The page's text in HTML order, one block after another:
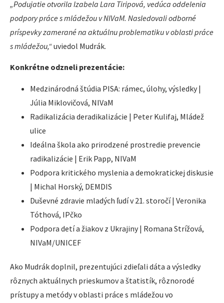
„Podujatie otvorila Izabela Lara Tiripová, vedúca oddelenia
podpory práce s mládežou v NIVaM. Nasledovali odborné
príspevky zamerané na aktuálnu problematiku v oblasti práce
s mládežou,“uviedol Mudrák.
Konkrétne odzneli prezentácie:
Medzinárodná štúdia PISA: rámec, úlohy, výsledky |
Júlia Miklovičová, NIVaM
Radikalizácia deradikalizácie | Peter Kulifaj, Mládež
ulice
Ideálna škola ako prirodzené prostredie prevencie
radikalizácie | Erik Papp, NIVaM
Podpora kritického myslenia a demokratickej diskusie
| Michal Horský, DEMDIS
Duševné zdravie mladých ľudí v 21. storočí | Veronika
Tóthová, IPčko
Podpora detí a žiakov z Ukrajiny | Romana Strížová,
NIVaM/UNICEF
Ako Mudrák doplnil, prezentujúci zdieľali dáta a výsledky
rôznych aktuálnych prieskumov a štatistík, rôznorodé
prístupy a metódy v oblasti práce s mládežou vo